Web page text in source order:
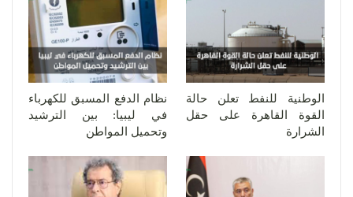
الوطنية للنفط تعلن حالة
القوة القاهرة على حقل
الشرارة
نظام الدفع المسبق للكهرباء
في ليبيا: بين الترشيد
وتحميل المواطن